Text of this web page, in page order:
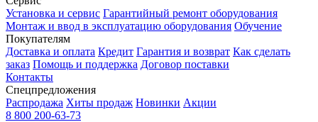
Установка и сервис Гарантийный ремонт оборудования
Монтаж и ввод в эксплуатацию оборудования Обучение
Покупателям
Доставка и оплата Кредит Гарантия и возврат Как сделать
заказ Помощь и поддержка Договор поставки
Контакты
Спецпредложения
Распродажа Хиты продаж Новинки Акции
8 800 200-63-73